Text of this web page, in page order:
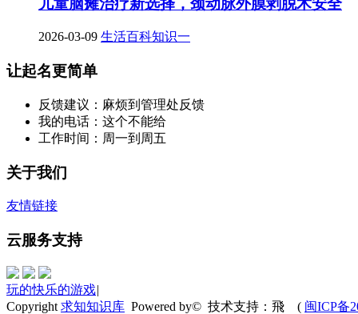
儿童脑瘫治疗新选择，颈动脉外膜剥脱术安全
2026-03-09 生活百科知识一
让起名更简单
反馈建议：麻烦到管理处反馈
我的电话：这个不能给
工作时间：周一到周五
关于我们
友情链接
云服务支持
玩的快乐的游戏|
Copyright 求知知识库 Powered by© 技术支持：飛 ( 闽ICP备